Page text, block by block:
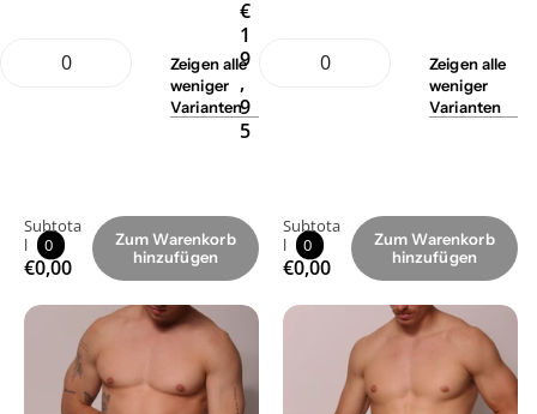
Zeigenalle
weniger
Varianten
Subtota
l
0
€0,00
Zum Warenkorb
hinzufügen
€
1
9
,
9
5
Zeigenalle
weniger
Varianten
Subtota
l
0
€0,00
Zum Warenkorb
hinzufügen